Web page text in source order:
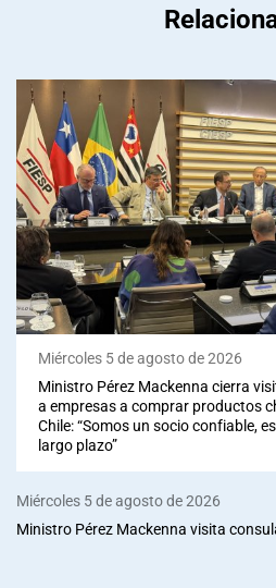
Miércoles 5 de agosto de 2026
Ministro Pérez Mackenna cierra
a empresas a comprar productos
Chile: “Somos un socio confiable,
largo plazo”
Miércoles 5 de agosto de 2026
Ministro Pérez Mackenna visita